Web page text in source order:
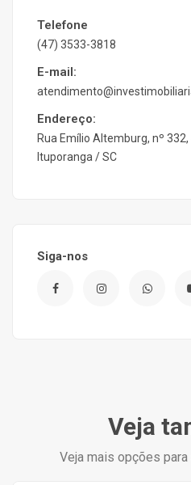
Telefone
(47) 3533-3818
E-mail:
Endereço:
Rua Emílio Altemburg, nº
Ituporanga / SC
Siga-nos
Veja
Veja mais opções